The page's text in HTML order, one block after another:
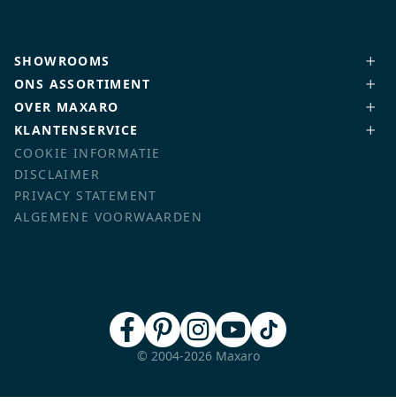
SHOWROOMS
ONS ASSORTIMENT
OVER MAXARO
KLANTENSERVICE
COOKIE INFORMATIE
DISCLAIMER
PRIVACY STATEMENT
ALGEMENE VOORWAARDEN
© 2004-2026 Maxaro